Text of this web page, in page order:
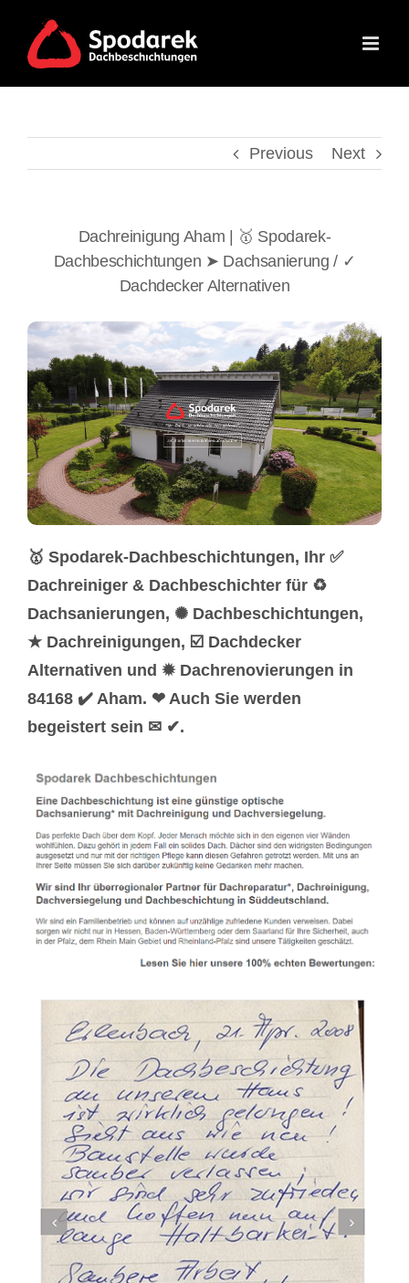
content
Previous Next
Dachreinigung Aham | 🥇 Spodarek-
Dachbeschichtungen ➤ Dachsanierung / ✓
Dachdecker Alternativen
🥇 Spodarek-Dachbeschichtungen, Ihr ✅
Dachreiniger & Dachbeschichter für ♻
Dachsanierungen, ✺ Dachbeschichtungen,
★ Dachreinigungen, ☑️ Dachdecker
Alternativen und ✹ Dachrenovierungen in
84168 ✔️ Aham. ❤ Auch Sie werden
begeistert sein ✉ ✔.